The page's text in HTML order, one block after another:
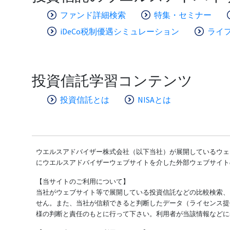
ファンド詳細検索
特集・セミナー
iDeCo税制優遇シミュレーション
ライ
投資信託学習コンテンツ
投資信託とは NISAとは
ウエルスアドバイザー株式会社（以下当社）が展開しているウ
にウエルスアドバイザーウェブサイトを介した外部ウェブサイ
【当サイトのご利用について】
当社がウェブサイト等で展開している投資信託などの比較検索
せん。また、当社が信頼できると判断したデータ（ライセンス
様の判断と責任のもとに行って下さい。利用者が当該情報など